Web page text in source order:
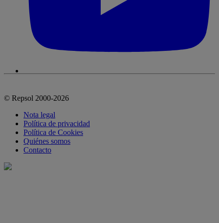
© Repsol 2000-2026
Nota legal
Política de privacidad
Política de Cookies
Quiénes somos
Contacto